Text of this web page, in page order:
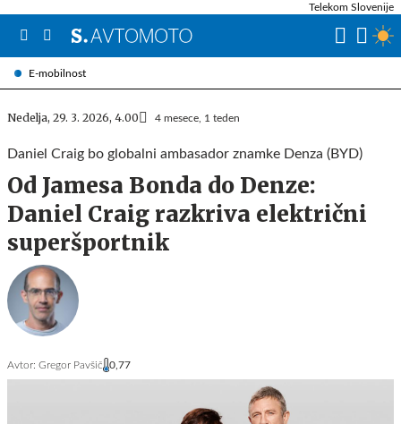
E-mobilnost
Telekom Slovenije
Nedelja, 29. 3. 2026, 4.00 4 mesece, 1 teden
Daniel Craig bo globalni ambasador znamke Denza (BYD)
Od Jamesa Bonda do Denze:
Daniel Craig razkriva električni
superšportnik
Avtor: Gregor Pavšič 0,77